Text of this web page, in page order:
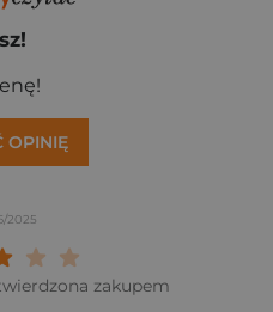
OPINIĘ
2025
Twoja ocena:
Twoja ocena: Wybitna 9/
ocena: Rewelacyjna 8/
ocena: Bardzo dobra 7/10"
Dobra 6/10"
Przeciętna 5/10"
być 4/10"
10"2/10"
10"
zakupem